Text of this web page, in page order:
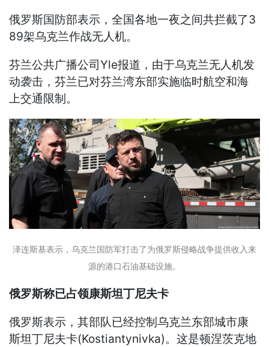
俄罗斯国防部表示，全国各地一夜之间共拦截了3
89架乌克兰作战无人机。
芬兰公共广播公司Yle报道，由于乌克兰无人机发
动袭击，芬兰已对芬兰湾东部实施临时航空和海
上交通限制。
泽连斯基表示，乌克兰国防军打击了为俄罗斯侵略战争提供收入来
源的港口石油基础设施。
俄罗斯称已占领康斯坦丁尼夫卡
俄罗斯表示，其部队已经控制乌克兰东部城市康
斯坦丁尼夫卡(Kostiantynivka)。这是顿涅茨克地